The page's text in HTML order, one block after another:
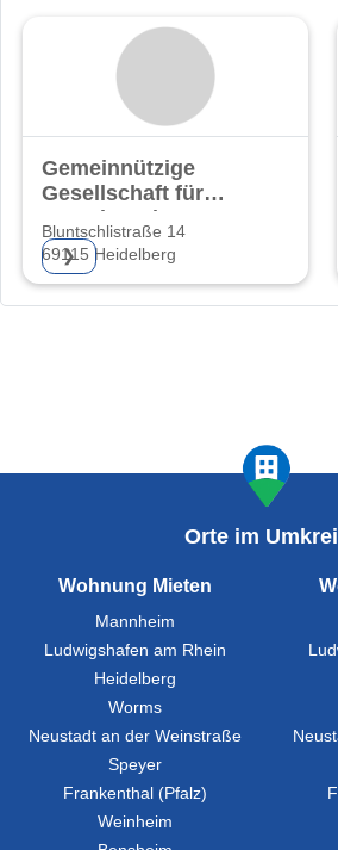
Gemeinnützige
Gesellschaft für
Grund- und
Bluntschlistraße 14
69115 Heidelberg
❯
Orte im
Wohnung Mieten
Mannheim
Ludwigshafen am Rhein
Heidelberg
Worms
Neustadt an der Weinstraße
Speyer
Frankenthal (Pfalz)
Weinheim